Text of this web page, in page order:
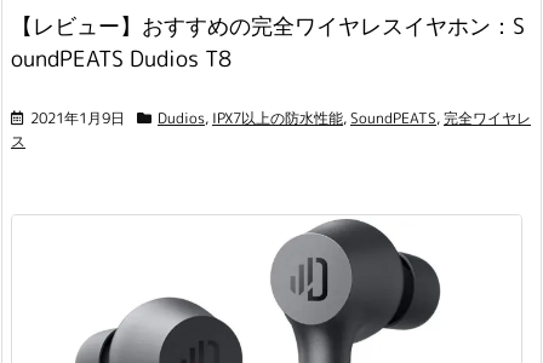
【レビュー】おすすめの完全ワイヤレスイヤホン：S
oundPEATS Dudios T8
2021年1月9日 Dudios, IPX7以上の防水性能,SoundPEATS,完全ワイヤレ
ス